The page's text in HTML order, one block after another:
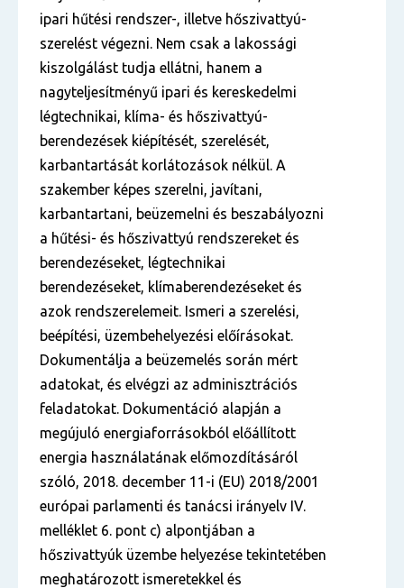
ipari hűtési rendszer-, illetve hőszivattyú-
szerelést végezni. Nem csak a lakossági
kiszolgálást tudja ellátni, hanem a
nagyteljesítményű ipari és kereskedelmi
légtechnikai, klíma- és hőszivattyú-
berendezések kiépítését, szerelését,
karbantartását korlátozások nélkül. A
szakember képes szerelni, javítani,
karbantartani, beüzemelni és beszabályozni
a hűtési- és hőszivattyú rendszereket és
berendezéseket, légtechnikai
berendezéseket, klímaberendezéseket és
azok rendszerelemeit. Ismeri a szerelési,
beépítési, üzembehelyezési előírásokat.
Dokumentálja a beüzemelés során mért
adatokat, és elvégzi az adminisztrációs
feladatokat. Dokumentáció alapján a
megújuló energiaforrásokból előállított
energia használatának előmozdításáról
szóló, 2018. december 11-i (EU) 2018/2001
európai parlamenti és tanácsi irányelv IV.
melléklet 6. pont c) alpontjában a
hőszivattyúk üzembe helyezése tekintetében
meghatározott ismeretekkel és